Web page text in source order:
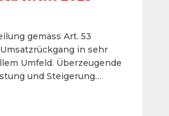
gemäss Art. 53
in sehr
Umfeld. Überzeugende
und Steigerung